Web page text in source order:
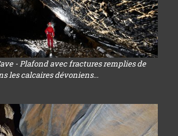
- Plafond avec fractures remplies de
les calcaires dévoniens...